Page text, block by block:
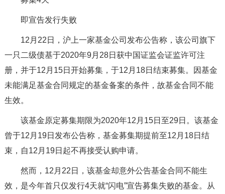
即宣告发行失败
12月22日，沪上一家基金公司发布公告称，该公司旗下
一只二级债基于2020年9月28日获中国证监会证监许可注
册，并于12月15日开始募集，于12月18日结束募集。因基金
未能满足基金合同规定的基金备案的条件，故基金合同不能
生效。
该基金原定募集期限为2020年12月15日至29日。该基金
曾于12月19日发布公告称，基金募集期提前至12月18日结
束，自12月19日起不再接受认购申请。
然而，12月22日，该基金却意外公告基金合同不能生
效，是今年首只仅发行4天就“闪电”宣告募集失败的基金。从